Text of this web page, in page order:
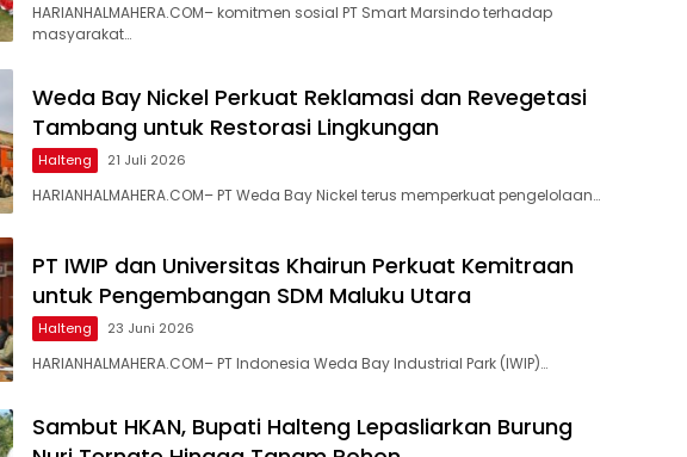
HARIANHALMAHERA.COM– komitmen sosial PT Smart Marsindo terhadap
masyarakat…
Weda Bay Nickel Perkuat Reklamasi dan Revegetasi
Tambang untuk Restorasi Lingkungan
Halteng 21 Juli 2026
HARIANHALMAHERA.COM– PT Weda Bay Nickel terus memperkuat pengelolaan…
PT IWIP dan Universitas Khairun Perkuat Kemitraan
untuk Pengembangan SDM Maluku Utara
Halteng 23 Juni 2026
HARIANHALMAHERA.COM– PT Indonesia Weda Bay Industrial Park (IWIP)…
Sambut HKAN, Bupati Halteng Lepasliarkan Burung